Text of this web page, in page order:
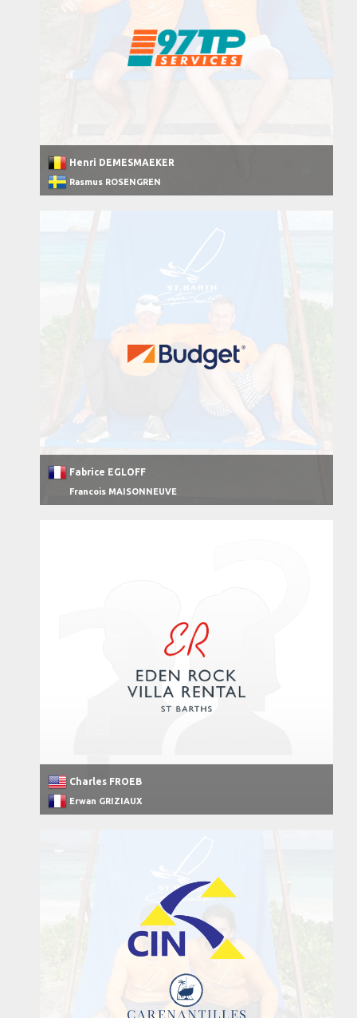
Henri DEMESMAEKER
Rasmus ROSENGREN
Fabrice EGLOFF
Francois MAISONNEUVE
Charles FROEB
Erwan GRIZIAUX